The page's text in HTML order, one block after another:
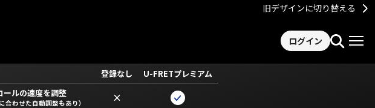
旧デザインに切り替える
ログイン
登録なし
U-FRETプレミアム
ールの速度を調整
合わせた自動調整もあり） ×